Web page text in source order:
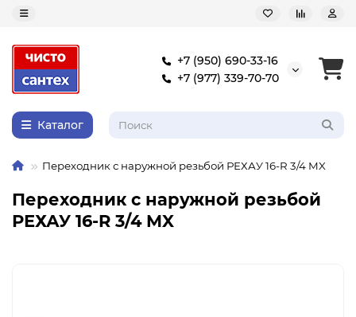
+7 (950) 690-33-16
+7 (977) 339-70-70
Каталог
Переходник с наружной резьбой РЕХАУ 16-R 3/4 MX
Переходник с наружной резьбой
РЕХАУ 16-R 3/4 MX